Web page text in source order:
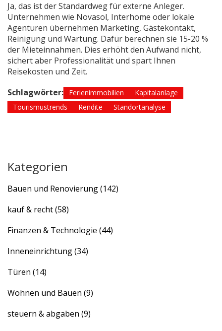
Ja, das ist der Standardweg für externe Anleger.
Unternehmen wie Novasol, Interhome oder lokale
Agenturen übernehmen Marketing, Gästekontakt,
Reinigung und Wartung. Dafür berechnen sie 15-20 %
der Mieteinnahmen. Dies erhöht den Aufwand nicht,
sichert aber Professionalität und spart Ihnen
Reisekosten und Zeit.
Schlagwörter:
Ferienimmobilien
Kapitalanlage
Tourismustrends
Rendite Standortanalyse
Kategorien
Bauen und Renovierung(142)
kauf & recht(58)
Finanzen & Technologie (44)
Inneneinrichtung(34)
Türen (14)
Wohnen und Bauen (9)
steuern & abgaben (9)